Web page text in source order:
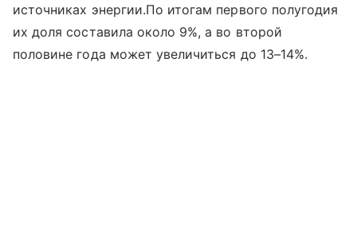
источниках энергии.По итогам первого полугодия
их доля составила около 9%, а во второй
половине года может увеличиться до 13–14%.